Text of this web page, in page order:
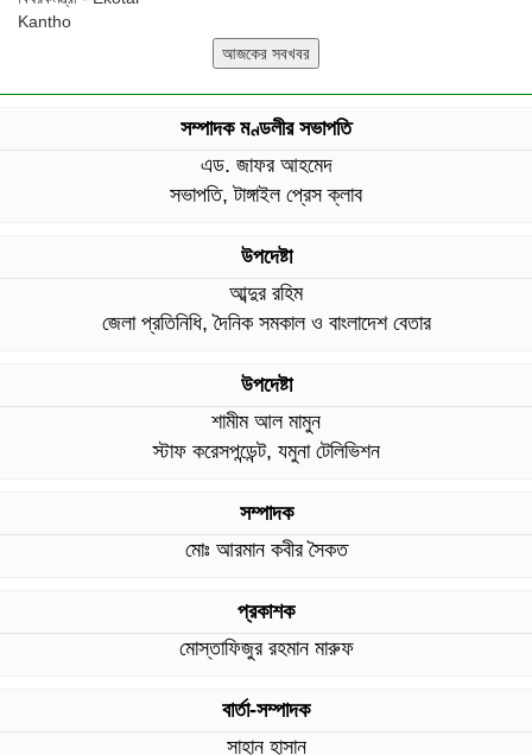
সম্পাদক মণ্ডলীর সভাপতি
এড. জাফর আহমেদ
সভাপতি, টাঙ্গাইল প্রেস ক্লাব
উপদেষ্টা
আব্দুর রহিম
জেলা প্রতিনিধি, দৈনিক সমকাল ও বাংলাদেশ বেতার
উপদেষ্টা
শামীম আল মামুন
স্টাফ করেসপন্ডেন্ট, যমুনা টেলিভিশন
সম্পাদক
মোঃ আরমান কবীর সৈকত
প্রকাশক
মোস্তাফিজুর রহমান মারুফ
বার্তা-সম্পাদক
সাহান হাসান